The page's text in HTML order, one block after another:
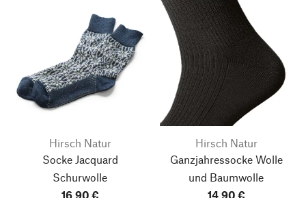
Hirsch Natur
Socke Jacquard
Schurwolle
16,90 €
Hirsch Natur
Ganzjahressocke Wolle
und Baumwolle
14,90 €